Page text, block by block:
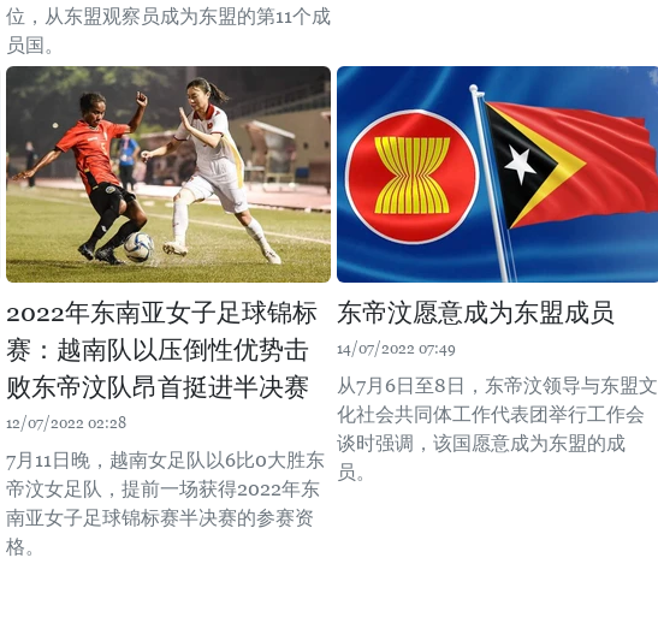
位，从东盟观察员成为东盟的第11个成
员国。
2022年东南亚女子足球锦标
赛：越南队以压倒性优势击
败东帝汶队昂首挺进半决赛
12/07/2022 02:28
7月11日晚，越南女足队以6比0大胜东
帝汶女足队，提前一场获得2022年东
南亚女子足球锦标赛半决赛的参赛资
格。
东帝汶愿意成为东盟成员
14/07/2022 07:49
从7月6日至8日，东帝汶领导与东盟文
化社会共同体工作代表团举行工作会
谈时强调，该国愿意成为东盟的成
员。